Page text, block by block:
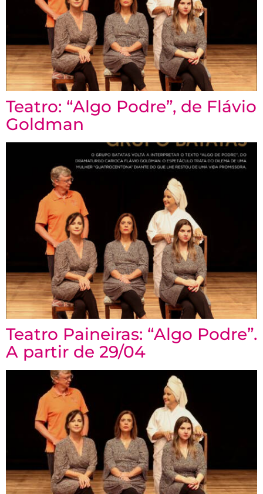
Teatro: “Algo Podre”, de Flávio
Goldman
Teatro Paineiras: “Algo Podre”.
A partir de 29/04